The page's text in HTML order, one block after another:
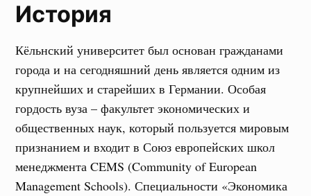
История
Кёльнский университет был основан гражданами
города и на сегодняшний день является одним из
крупнейших и старейших в Германии. Особая
гордость вуза – факультет экономических и
общественных наук, который пользуется мировым
признанием и входит в Союз европейских школ
менеджмента CEMS (Community of European
Management Schools). Специальности «Экономика